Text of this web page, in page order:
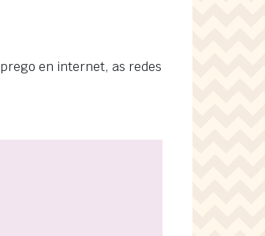
en internet, as redes